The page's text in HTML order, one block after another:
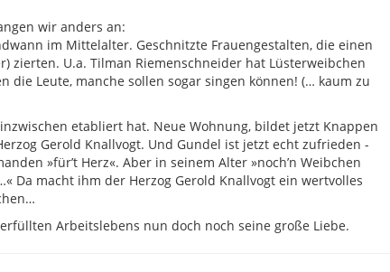
wir anders an:
im Mittelalter. Geschnitzte Frauengestalten, die einen
zierten. U.a. Tilman Riemenschneider hat Lüsterweibchen
die Leute, manche sollen sogar singen können! (… kaum zu
etabliert hat. Neue Wohnung, bildet jetzt Knappen
Gerold Knallvogt. Und Gundel ist jetzt echt zufrieden -
»für’t Herz«. Aber in seinem Alter »noch’n Weibchen
Da macht ihm der Herzog Gerold Knallvogt ein wertvolles
Arbeitslebens nun doch noch seine große Liebe.